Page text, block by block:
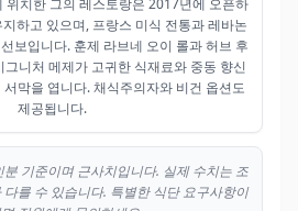
하고 있으며, 프랑스 미식 전통과 레바논
보입니다. 훈제 라브네 오이 롤과 허브 후
니처 메제가 고귀한 식재료와 중동 향신
막을 엽니다. 채식주의자와 비건 옵션도
제공됩니다.
기준이며 근사치입니다. 실제 수치는 조
를 수 있습니다. 특별한 식단 요구사항이